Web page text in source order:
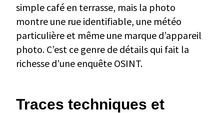
simple café en terrasse, mais la photo
montre une rue identifiable, une météo
particulière et même une marque d’appareil
photo. C’est ce genre de détails qui fait la
richesse d’une enquête OSINT.
Traces techniques et